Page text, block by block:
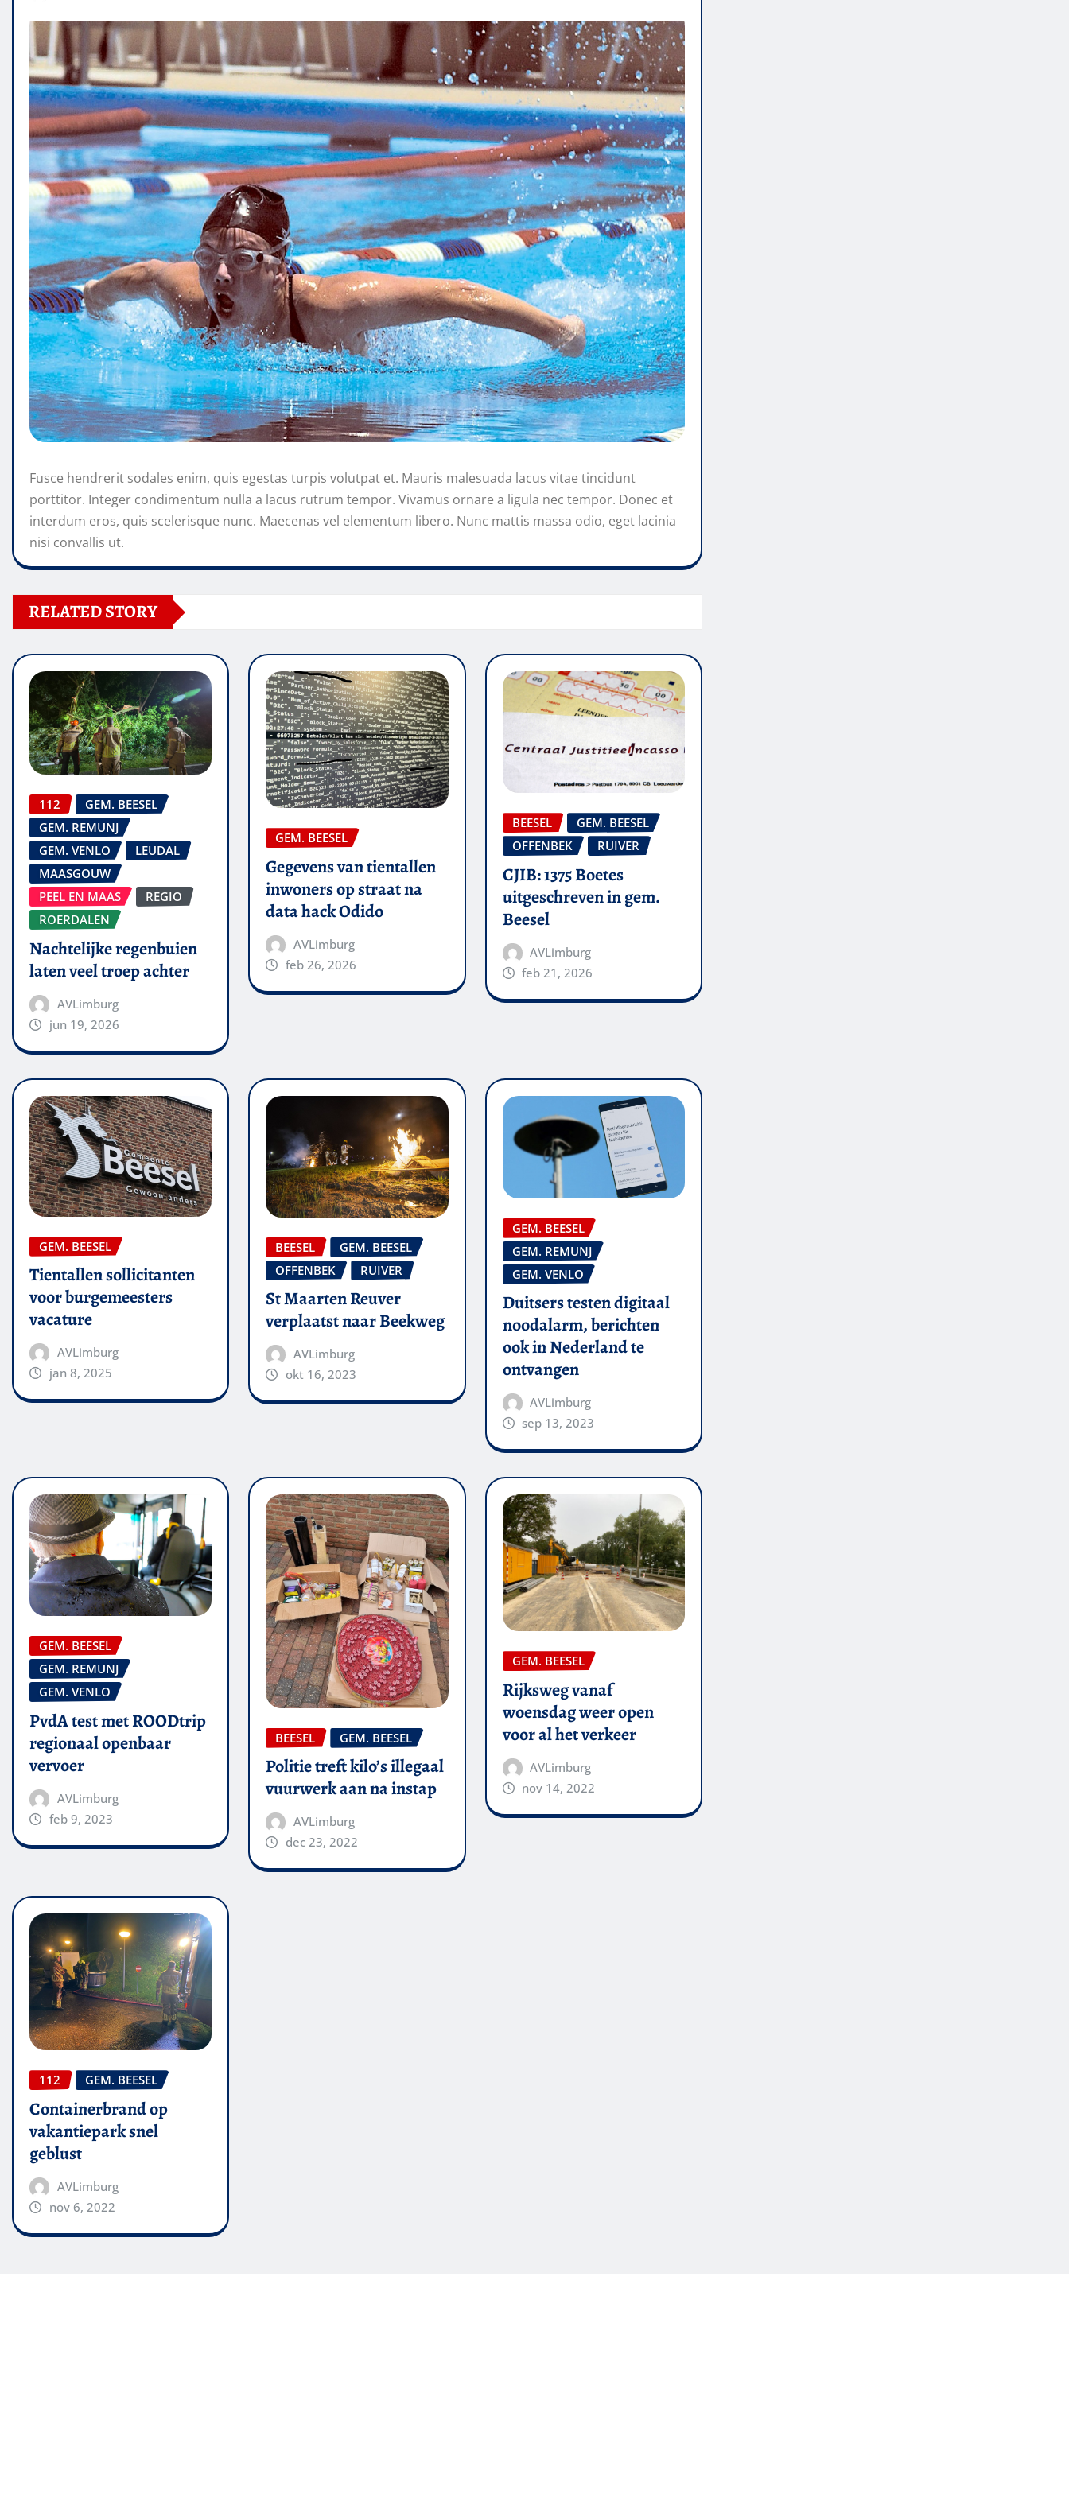
Fusce hendrerit sodales enim, quis egestas turpis volutpat et. Mauris malesuada lacus vitae tincidunt
porttitor. Integer condimentum nulla a lacus rutrum tempor. Vivamus ornare a ligula nec tempor. Donec et
interdum eros, quis scelerisque nunc. Maecenas vel elementum libero. Nunc mattis massa odio, eget lacinia
nisi convallis ut.
RELATED STORY
112
GEM. BEESEL
GEM. REMUNJ
GEM. VENLO
LEUDAL
MAASGOUW
PEEL EN MAAS
REGIO
ROERDALEN
Nachtelijke regenbuien
laten veel troep achter
AVLimburg
jun 19, 2026
GEM. BEESEL
Gegevens van tientallen
inwoners op straat na
data hack Odido
AVLimburg
feb 26, 2026
BEESEL
GEM. BEESEL
OFFENBEK
RUIVER
CJIB: 1375 Boetes
uitgeschreven in gem.
Beesel
AVLimburg
feb 21, 2026
GEM. BEESEL
Tientallen sollicitanten
voor burgemeesters
vacature
AVLimburg
jan 8, 2025
BEESEL
GEM. BEESEL
OFFENBEK
RUIVER
St Maarten Reuver
verplaatst naar Beekweg
AVLimburg
okt 16, 2023
GEM. BEESEL
GEM. REMUNJ
GEM. VENLO
Duitsers testen digitaal
noodalarm, berichten
ook in Nederland te
ontvangen
AVLimburg
sep 13, 2023
GEM. BEESEL
GEM. REMUNJ
GEM. VENLO
PvdA test met ROODtrip
regionaal openbaar
vervoer
AVLimburg
feb 9, 2023
BEESEL GEM. BEESEL
Politie treft kilo’s illegaal
vuurwerk aan na instap
AVLimburg
dec 23, 2022
GEM. BEESEL
Rijksweg vanaf
woensdag weer open
voor al het verkeer
AVLimburg
nov 14, 2022
112 GEM. BEESEL
Containerbrand op
vakantiepark snel
geblust
AVLimburg
nov 6, 2022